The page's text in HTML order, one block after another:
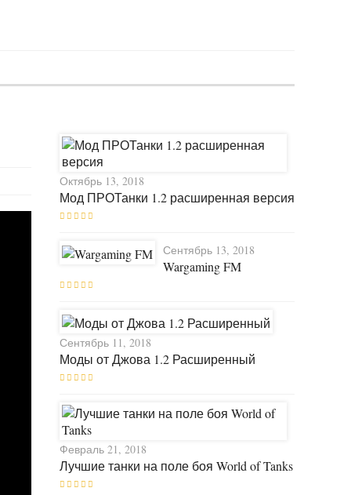
Октябрь 13, 2018
Мод ПРОТанки 1.2 расширенная версия
Сентябрь 13, 2018
Wargaming FM
Сентябрь 11, 2018
Моды от Джова 1.2 Расширенный
Февраль 21, 2018
Лучшие танки на поле боя World of Tanks